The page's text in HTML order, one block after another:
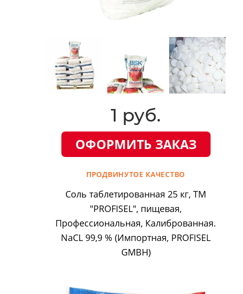
1 руб.
ОФОРМИТЬ ЗАКАЗ
ПРОДВИНУТОЕ КАЧЕСТВО
Соль таблетированная 25 кг, ТМ
"PROFISEL", пищевая,
Профессиональная, Калиброванная.
NaCL 99,9 % (Импортная, PROFISEL
GMBH)